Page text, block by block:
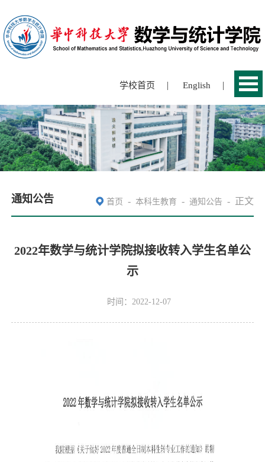
学校首页 | English |
通知公告 首页 - 本科生教育 - 通知公告 - 正文
2022年数学与统计学院拟接收转入学生名单公
示
时间：2022-12-07